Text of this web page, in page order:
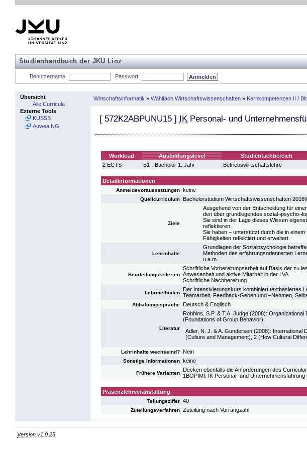
Studienhandbuch der JKU Linz
Benutzername Passwort
Übersicht
Alle Curricula
Externe Tools
KUSSS
Auwea NG
Wirtschaftsinformatik » Wahlfach Wirtschaftswissenschaften » Kernkompetenzen II /
[ 572K2ABPUNU15 ] IK Personal- und
Workload Ausbildungslevel Studienfachbereich
2 ECTS
B1 - Bachelor 1. Jahr Betriebswirtschaftslehre
Detailinformationen
Anmeldevoraussetzungen keine
Quellcurriculum Bachelorstudium Wirtschaftswissenschaften
Ziele
Ausgehend von der Entscheidung für
den über grundlegendes
Sie sind in der Lage dieses Wissen
reflektieren.
Sie haben – unterstützt durch die in
Fähigkeiten reflektiert und erweitert.
Lehrinhalte
Grundlagen der Sozialpsychologie
Methoden des erfahrungsorientierten
u.a.m.
Beurteilungskriterien
Schriftliche Vorbereitungsarbeit auf Basis der zu
Anwesenheit und aktive Mitarbeit in der LVA
Schriftliche Nachbereitung
Lehrmethoden
Der Intensivierungskurs kombiniert textbasiertes
Teamarbeit, Feedback-Geben und –Nehmen,
Abhaltungssprache Deutsch & Englisch
Literatur
Robbins, S.P. & T.A. Judge (2008):
(Foundations of Group Behavior)
Adler, N. J. & A. Gundersen (2008): International
(Culture and Management), 2 (How Cultural
Lehrinhalte wechselnd? Nein
Sonstige Informationen keine
Frühere Varianten
Decken ebenfalls die Anforderungen des
1BOPIMI: IK Personal- und Unternehmensführung
Präsenzlehrveranstaltung
Teilungsziffer 40
Zuteilungsverfahren Zuteilung nach Vorrangzahl
Version v1.0.25